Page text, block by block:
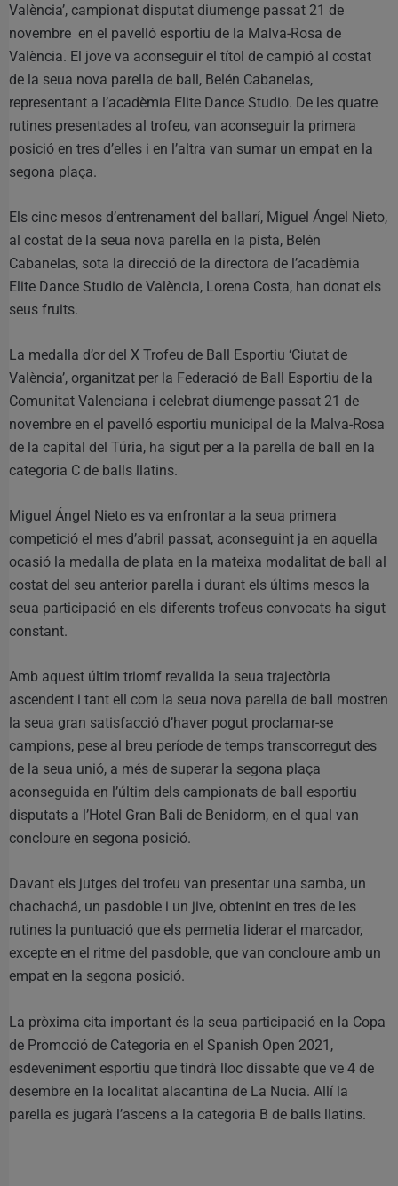
València’, campionat disputat diumenge passat 21 de
novembre en el pavelló esportiu de la Malva-Rosa de
València. El jove va aconseguir el títol de campió al costat
de la seua nova parella de ball, Belén Cabanelas,
representant a l’acadèmia Elite Dance Studio. De les quatre
rutines presentades al trofeu, van aconseguir la primera
posició en tres d’elles i en l’altra van sumar un empat en la
segona plaça.
Els cinc mesos d’entrenament del ballarí, Miguel Ángel Nieto,
al costat de la seua nova parella en la pista, Belén
Cabanelas, sota la direcció de la directora de l’acadèmia
Elite Dance Studio de València, Lorena Costa, han donat els
seus fruits.
La medalla d’or del X Trofeu de Ball Esportiu ‘Ciutat de
València’, organitzat per la Federació de Ball Esportiu de la
Comunitat Valenciana i celebrat diumenge passat 21 de
novembre en el pavelló esportiu municipal de la Malva-Rosa
de la capital del Túria, ha sigut per a la parella de ball en la
categoria C de balls llatins.
Miguel Ángel Nieto es va enfrontar a la seua primera
competició el mes d’abril passat, aconseguint ja en aquella
ocasió la medalla de plata en la mateixa modalitat de ball al
costat del seu anterior parella i durant els últims mesos la
seua participació en els diferents trofeus convocats ha sigut
constant.
Amb aquest últim triomf revalida la seua trajectòria
ascendent i tant ell com la seua nova parella de ball mostren
la seua gran satisfacció d’haver pogut proclamar-se
campions, pese al breu període de temps transcorregut des
de la seua unió, a més de superar la segona plaça
aconseguida en l’últim dels campionats de ball esportiu
disputats a l’Hotel Gran Bali de Benidorm, en el qual van
concloure en segona posició.
Davant els jutges del trofeu van presentar una samba, un
chachachá, un pasdoble i un jive, obtenint en tres de les
rutines la puntuació que els permetia liderar el marcador,
excepte en el ritme del pasdoble, que van concloure amb un
empat en la segona posició.
La pròxima cita important és la seua participació en la Copa
de Promoció de Categoria en el Spanish Open 2021,
esdeveniment esportiu que tindrà lloc dissabte que ve 4 de
desembre en la localitat alacantina de La Nucia. Allí la
parella es jugarà l’ascens a la categoria B de balls llatins.